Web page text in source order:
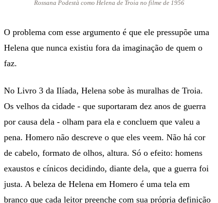
Rossana Podestà como Helena de Troia no filme de 1956
O problema com esse argumento é que ele pressupõe uma
Helena que nunca existiu fora da imaginação de quem o
faz.
No Livro 3 da Ilíada, Helena sobe às muralhas de Troia.
Os velhos da cidade - que suportaram dez anos de guerra
por causa dela - olham para ela e concluem que valeu a
pena. Homero não descreve o que eles veem. Não há cor
de cabelo, formato de olhos, altura. Só o efeito: homens
exaustos e cínicos decidindo, diante dela, que a guerra foi
justa. A beleza de Helena em Homero é uma tela em
branco que cada leitor preenche com sua própria definição